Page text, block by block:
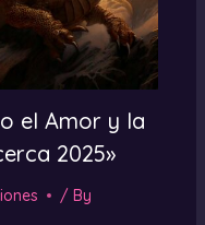
el Amor y la
2025»
/ By